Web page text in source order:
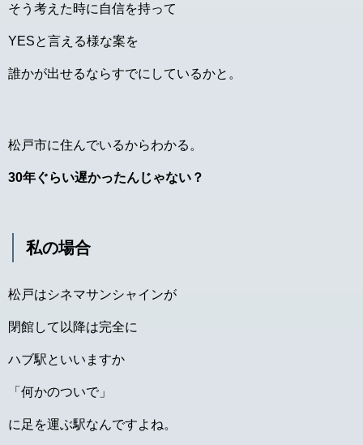
そう考えた時に自信を持って
YESと言える様な案を
誰かが出せるならすでにしているかと。
松戸市に住んでいるからわかる。
30年ぐらい遅かったんじゃない？
私の場合
松戸はシネマサンシャインが
閉館して以降は完全に
ハブ駅といいますか
「何かのついで」
に足を運ぶ駅なんですよね。